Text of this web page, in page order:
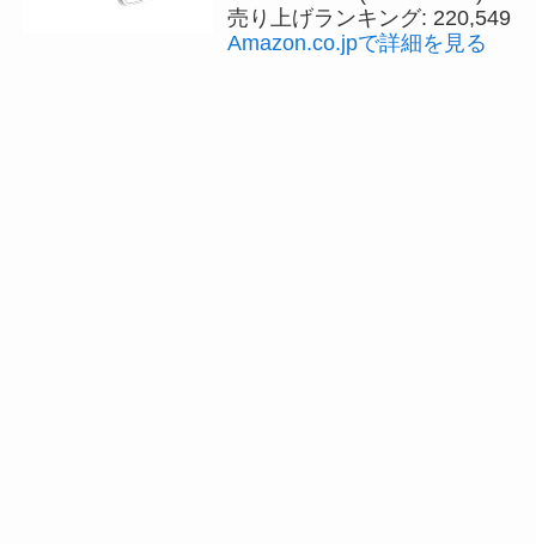
売り上げランキング: 220,549
Amazon.co.jpで詳細を見る